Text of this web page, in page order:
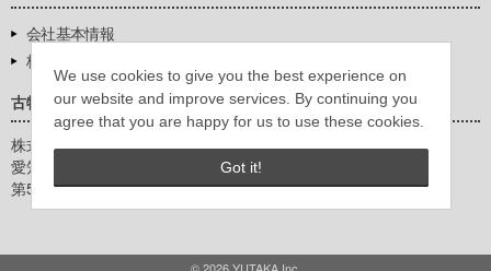
We use cookies to give you the best experience on
our website and improve services. By continuing you
agree that you are happy for us to use these cookies.
Got it!
会社基本情報
株式会社豊環境開発
古物営業法に基づく表示
株式会社豊環境開発
愛知県公安委員会
第542771404200号